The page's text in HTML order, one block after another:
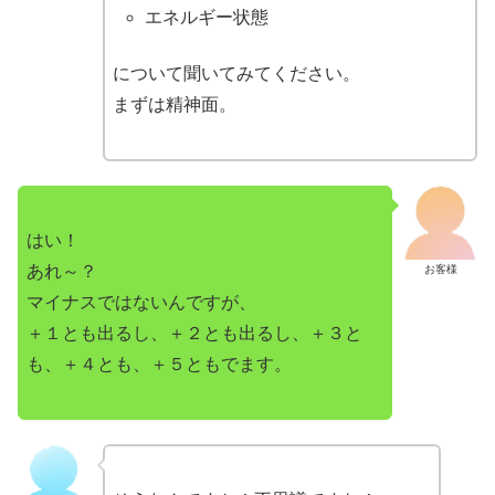
エネルギー状態
について聞いてみてください。
まずは精神面。
お客様
はい！
あれ～？
マイナスではないんですが、
＋１とも出るし、＋２とも出るし、＋３と
も、＋４とも、＋５ともでます。